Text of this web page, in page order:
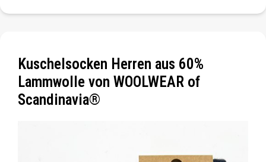
Kuschelsocken Herren aus 60%
Lammwolle von WOOLWEAR of
Scandinavia®